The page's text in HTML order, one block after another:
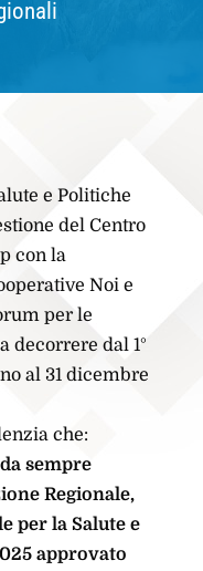
e Politiche
del Centro
con la
Noi e
per le
decorrere dal 1°
al 31 dicembre
che:
sempre
Regionale,
per la Salute e
approvato